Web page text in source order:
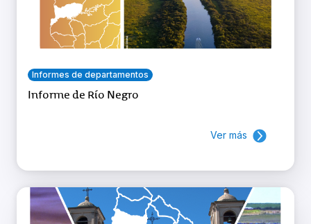
Informes de departamentos
Informe de Río Negro
Ver más